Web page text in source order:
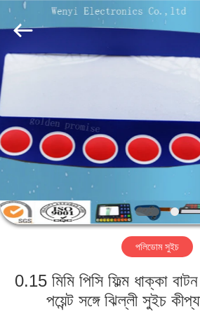
বাড়ি
পণ্য
আমাদের
সম্পর্কে
কারখানা
Jinyuanhang
Electronic
Technology
Co.,
Rights
Reserved.
পলিডোম সুইচ
0.15 মিমি পিসি ফিল্ম ধাক্কা
পয়েন্ট সঙ্গে ঝিল্লী সুইচ